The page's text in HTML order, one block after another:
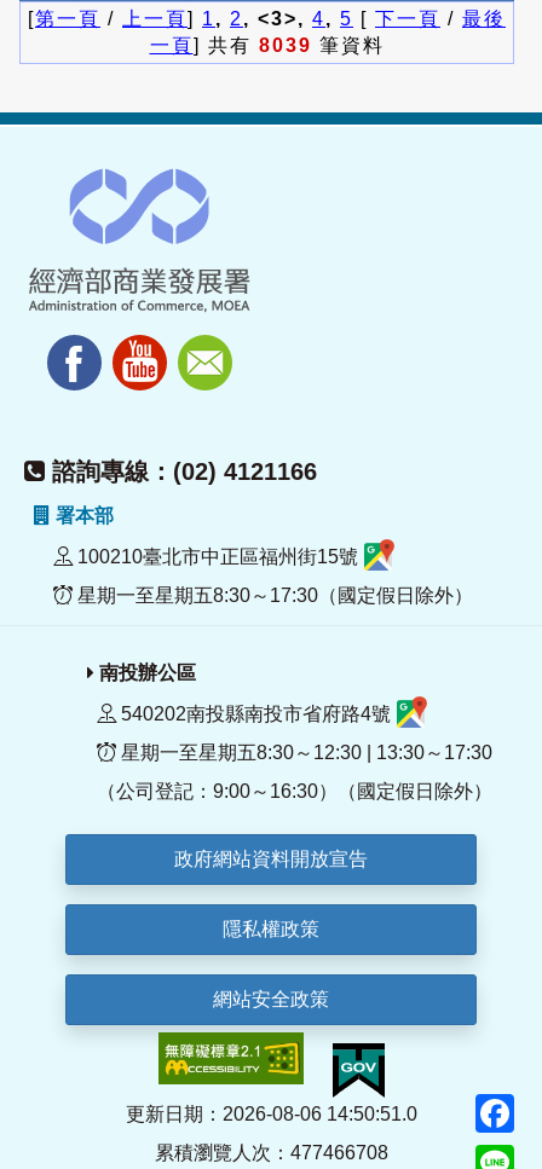
[第一頁 / 上一頁] 1 , 2 , <3>, 4, 5 [ 下一頁 / 最後
一頁] 共有 8039 筆資料
諮詢專線：(02) 4121166
署本部
100210臺北市中正區福州街15號
星期一至星期五8:30～17:30（國定假日除外）
南投辦公區
540202南投縣南投市省府路4號
星期一至星期五8:30～12:30 | 13:30～17:30
（公司登記：9:00～16:30）（國定假日除外）
政府網站資料開放宣告
隱私權政策
網站安全政策
更新日期：2026-08-06 14:50:51.0
累積瀏覽人次：477466708